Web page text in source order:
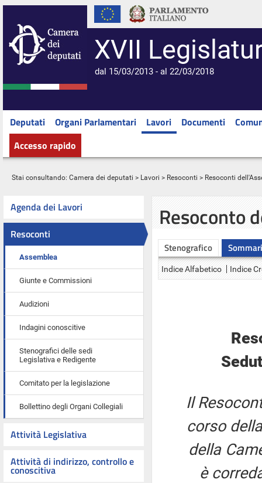
XVII
dal 15/03/2013 - al 22/03/2018
Deputati Organi Parlamentari Lavori Documenti
Accesso rapido
Stai consultando: Camera dei deputati > Lavori > Resoconti > Resoconti
Agenda dei Lavori
Resoconti
Assemblea
Giunte e Commissioni
Audizioni
Indagini conoscitive
Stenografici delle sedi
Legislativa e Redigente
Comitato per la legislazione
Bollettino degli Organi Collegiali
Attività Legislativa
Attività di indirizzo, controllo e
conoscitiva
Resoconto
Stenografico
Indice Alfabetico Indice
Il
corso
della
è